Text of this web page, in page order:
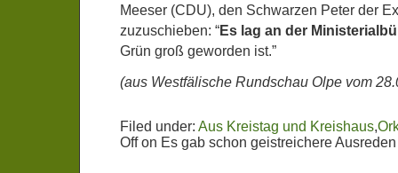
Meeser (CDU), den Schwarzen Peter der
zuzuschieben: “Es lag an der
Grün groß geworden ist.”
(aus Westfälische Rundschau Olpe vom
Filed under: Aus Kreistag und Kreishaus,
Offon Es gab schon geistreichere